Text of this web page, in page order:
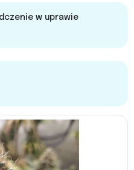
w uprawie